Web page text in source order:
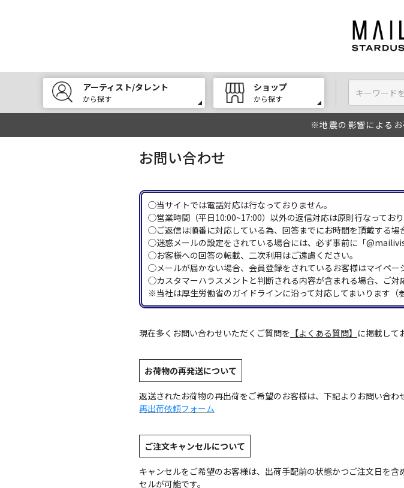
アーティスト/タレント
から探す
ショップ
から探す
※地震の影響による
お問い合わせ
◯当サイトでは電話対応は行なっておりません。
◯営業時間（平日10:00~17:00）以外の返信対応は原則行なっており
◯ご返信は順番に対応している為、回答までにお時間を頂戴する場
◯迷惑メールの設定をされている場合には、必ず事前に「
◯お客様への回答の転載、二次利用はご遠慮ください。
◯メールが届かない場合、会員登録をされているお客様はマイペー
◯カスタマーハラスメントと判断される内容が含まれる場合、ご対
※当社は厚生労働省のガイドラインに沿って対応してまいります（
現在多くお問い合わせいただくご質問を 【よくある質問】 に掲載して
お荷物の再発送について
返送されたお荷物の再出荷をご希望のお客様は、下記よりお問い合わ
再出荷依頼フォーム
ご注文キャンセルについて
キャンセルをご希望のお客様は、出荷手配前の状態かつご注文日を
セルが可能です。